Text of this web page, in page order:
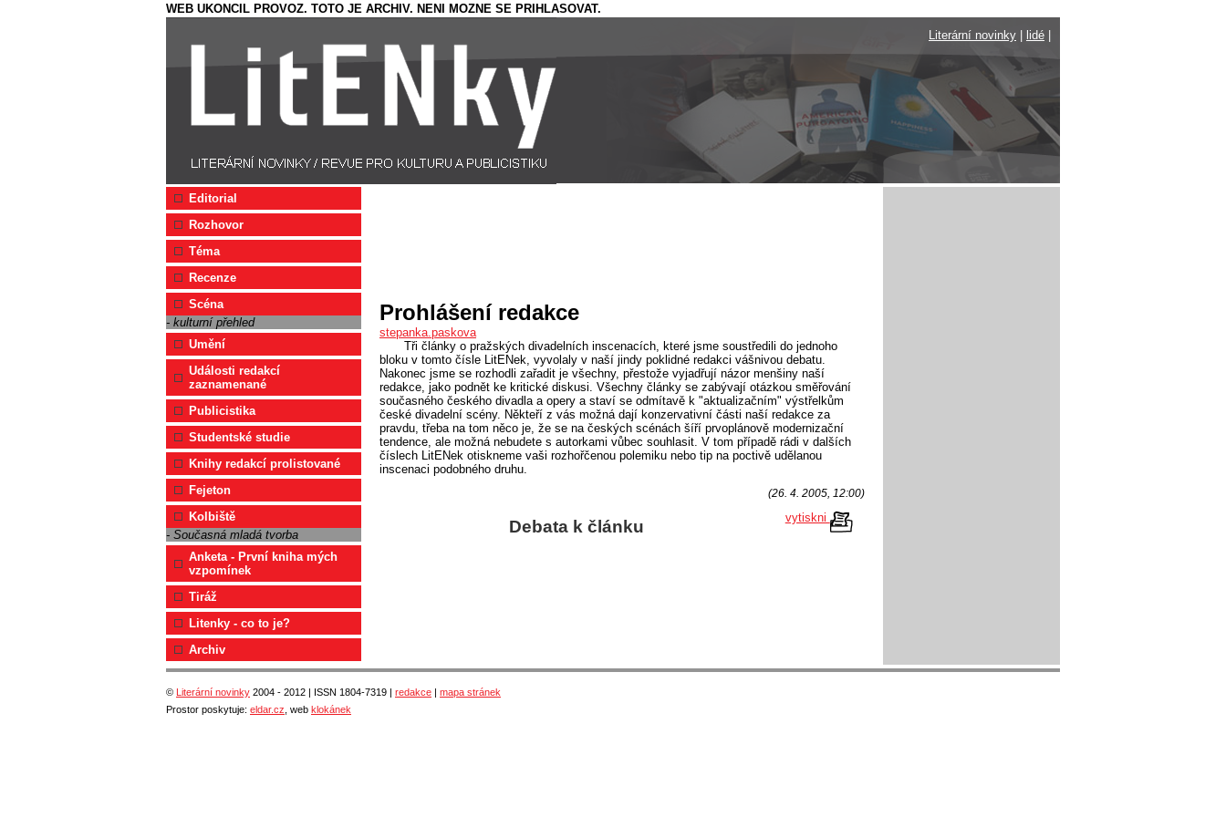
WEB UKONCIL PROVOZ. TOTO JE ARCHIV. NENI MOZNE SE PRIHLASOVAT.
Literární novinky
lidé
Editorial
Rozhovor
Téma
Recenze
Scéna
- kulturní přehled
Umění
Události redakcí
zaznamenané
Publicistika
Studentské studie
Knihy redakcí prolistované
Fejeton
Kolbiště
- Současná mladá tvorba
Anketa - První kniha mých
vzpomínek
Tiráž
Litenky - co to je?
Archiv
Prohlášení redakce
stepanka.paskova
Tři články o pražských divadelních inscenacích, které jsme soustředili do jednoho
bloku v tomto čísle LitENek, vyvolaly v naší jindy poklidné redakci vášnivou debatu.
Nakonec jsme se rozhodli zařadit je všechny, přestože vyjadřují názor menšiny naší
redakce, jako podnět ke kritické diskusi. Všechny články se zabývají otázkou směřování
současného českého divadla a opery a staví se odmítavě k "aktualizačním" výstřelkům
české divadelní scény. Někteří z vás možná dají konzervativní části naší redakce za
pravdu, třeba na tom něco je, že se na českých scénách šíří prvoplánově modernizační
tendence, ale možná nebudete s autorkami vůbec souhlasit. V tom případě rádi v dalších
číslech LitENek otiskneme vaši rozhořčenou polemiku nebo tip na poctivě udělanou
inscenaci podobného druhu.
(26. 4. 2005, 12:00)
vytiskni
Debata k článku
© Literární novinky 2004 - 2012 | ISSN 1804-7319 | redakce
mapa stránek
Prostor poskytuje: eldar.cz , web klokánek